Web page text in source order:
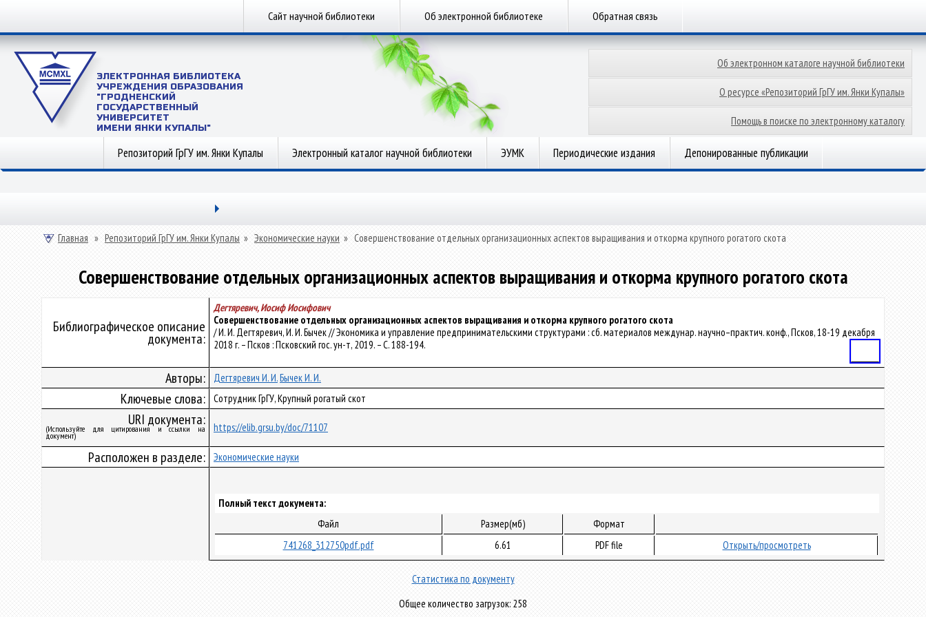
Сайт научной библиотеки Об электронной библиотеке Обратная связь
ЭЛЕКТРОННАЯ БИБЛИОТЕКА
УЧРЕЖДЕНИЯ ОБРАЗОВАНИЯ
"ГРОДНЕНСКИЙ
ГОСУДАРСТВЕННЫЙ
УНИВЕРСИТЕТ
ИМЕНИ ЯНКИ КУПАЛЫ"
Об электронном каталоге научной библиотеки
О ресурсе «Репозиторий ГрГУ им. Янки Купалы»
Помощь в поиске по электронному каталогу
Репозиторий ГрГУ им. Янки Купалы Электронный каталог научной библиотеки ЭУМК Периодические издания Депонированные публикации
Главная » Репозиторий ГрГУ им. Янки Купалы » Экономические науки » Совершенствование отдельных организационных аспектов выращивания и откорма крупного рогатого скота
Совершенствование отдельных организационных аспектов выращивания и откорма крупного рогатого скота
Библиографическое описание
документа:
Дегтяревич, Иосиф Иосифович
Совершенствование отдельных организационных аспектов выращивания и откорма крупного рогатого скота
/ И. И. Дегтяревич, И. И. Бычек // Экономика и управление предпринимательскими структурами : сб. материалов междунар. научно–практич. конф., Псков, 18-19 декабря
2018 г. – Псков : Псковский гос. ун-т, 2019. – С. 188-194.
Авторы: Дегтяревич И. И.Бычек И. И.
Ключевые слова: Сотрудник ГрГУ, Крупный рогатый скот
URI документа:
(Используйте для цитирования и ссылки на
документ)
https://elib.grsu.by/doc/71107
Расположен в разделе: Экономические науки
Полный текст документа:
Файл
Размер(мб)
Формат
741268_312750pdf.pdf
6.61 PDF file Открыть/просмотреть
Статистика по документу
Общее количество загрузок: 258